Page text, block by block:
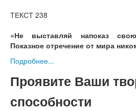
ТЕКСТ 238
«Не выставляй напоказ
Показное отречение от мира
Подробнее...
Проявите Ваши
способности